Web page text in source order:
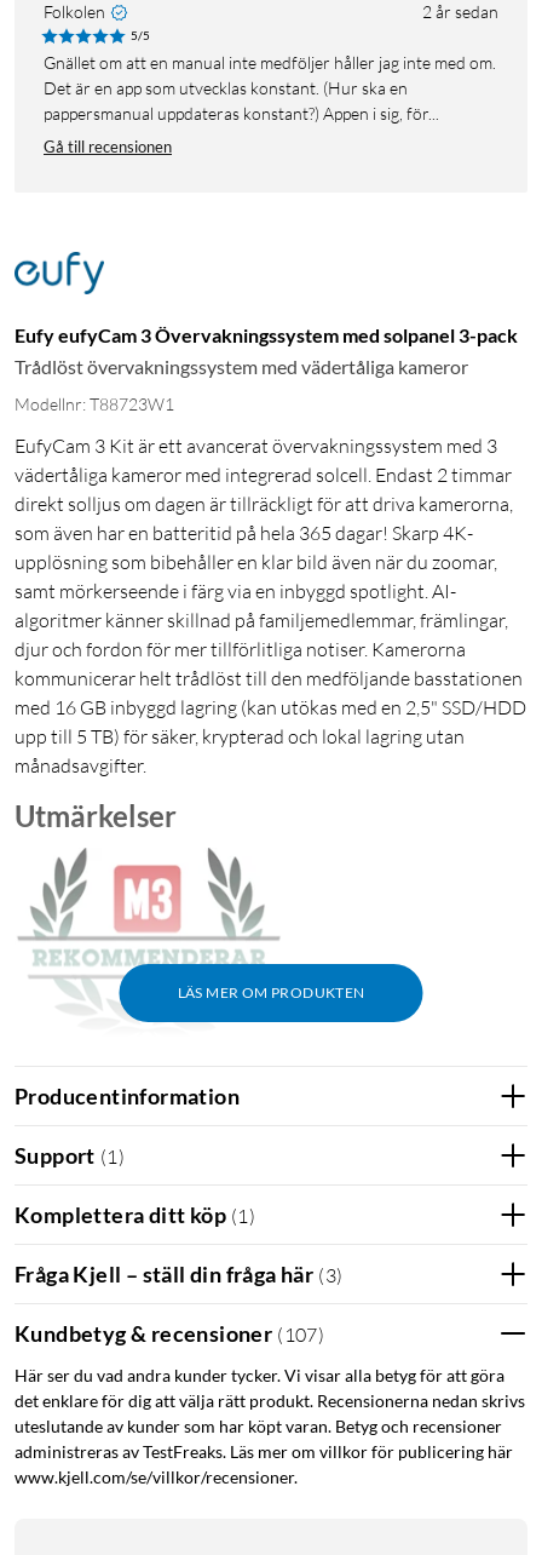
Folkolen 2 år sedan
5/5
Gnället om att en manual inte medföljer håller jag inte med om.
Det är en app som utvecklas konstant. (Hur ska en
pappersmanual uppdateras konstant?) Appen i sig, för...
Gå till recensionen
Eufy eufyCam 3 Övervakningssystem med solpanel 3-pack
Trådlöst övervakningssystem med vädertåliga kameror
Modellnr: T88723W1
EufyCam 3 Kit är ett avancerat övervakningssystem med 3
vädertåliga kameror med integrerad solcell. Endast 2 timmar
direkt solljus om dagen är tillräckligt för att driva kamerorna,
som även har en batteritid på hela 365 dagar! Skarp 4K-
upplösning som bibehåller en klar bild även när du zoomar,
samt mörkerseende i färg via en inbyggd spotlight. AI-
algoritmer känner skillnad på familjemedlemmar, främlingar,
djur och fordon för mer tillförlitliga notiser. Kamerorna
kommunicerar helt trådlöst till den medföljande basstationen
med 16 GB inbyggd lagring (kan utökas med en 2,5" SSD/HDD
upp till 5 TB) för säker, krypterad och lokal lagring utan
månadsavgifter.
LÄS MER OM PRODUKTEN
Utmärkelser
4K-upplösning och F1.4-bländare
365 dagars batteritid med integrerad solpanel
Noll dolda avgifter – slipp prenumerationer
Avancerat mörkerseende med automatisk spotlight
Byggd för alla väderlekar med IP67-klassning
Kommunicera smidigt med tvåvägskommunikation
AI-algoritmer som kan detektera människor, djur och
fordon
Eufy Security
Med mobilappenEufy Security(iOS/Android) är det enkelt att
Producentinformation
Support (1 )
Komplettera ditt köp (1 )
Fråga Kjell – ställ din fråga här (3)
Kundbetyg & recensioner ( 107)
Här ser du vad andra kunder tycker. Vi visar alla betyg för att göra
det enklare för dig att välja rätt produkt. Recensionerna nedan skrivs
uteslutande av kunder som har köpt varan. Betyg och recensioner
administreras av TestFreaks. Läs mer om villkor för publicering här
www.kjell.com/se/villkor/recensioner.